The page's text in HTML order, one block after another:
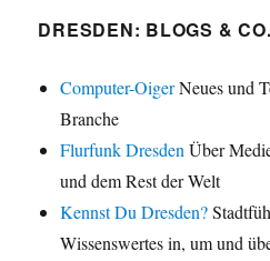
DRESDEN: BLOGS & CO.
Computer-OigerNeues und
Branche
Flurfunk DresdenÜber
und dem Rest der Welt
Kennst Du Dresden?
Wissenswertes in, um und